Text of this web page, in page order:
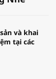
và khai
tại các